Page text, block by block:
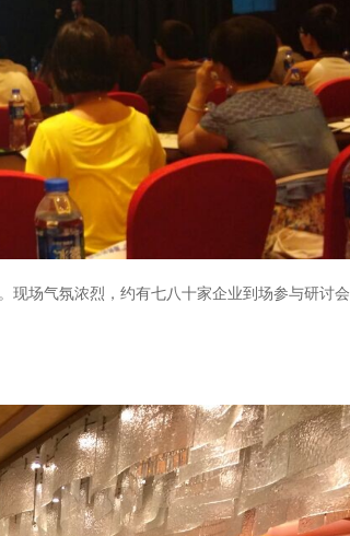
现场气氛浓烈，约有七八十家企业到场参与研讨会